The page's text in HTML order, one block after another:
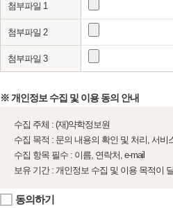
첨부파일 1
첨부파일 2
첨부파일 3
※ 개인정보 수집 및 이용 동의 안내
수집 주체 : (재)약학정보원
수집 목적 : 문의 내용의 확인 및 처리, 서비
수집 항목 필수 : 이름, 연락처, e-mail
보유 기간 : 개인정보 수집 및 이용 목적이
동의하기